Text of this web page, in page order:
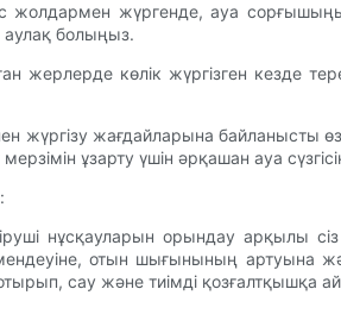
жүргенде, ауа
болыңыз.
көлік жүргізген кезде
жүргізу жағдайларына
ұзарту үшін әрқашан ауа
нұсқауларын орындау арқылы сіз
отын шығынының артуына
сау және тиімді қозғалтқышқа